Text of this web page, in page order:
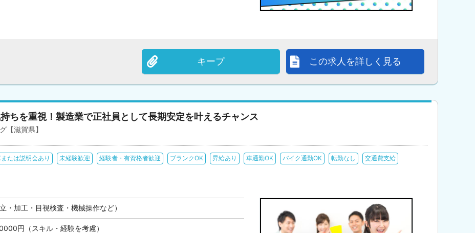
この求人を詳しく見る
キープ
ちを重視！製造業で正社員として長期安定を叶えるチャンス
【滋賀県】
たは説明会あり 未経験歓迎 経験者・有資格者歓迎 ブランクOK 昇給あり 車通勤OK バイク通勤OK 転勤なし 交通費支給
・加工・目視検査・機械操作など）
円（スキル・経験を考慮）